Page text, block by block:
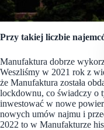
Przy takiej liczbie
Manufaktura dobrze
Weszliśmy w 2021 rok z
że Manufaktura została
lockdownu, co świadczy o
inwestować w nowe
nowych umów najmu i
2022 to w Manufakturze